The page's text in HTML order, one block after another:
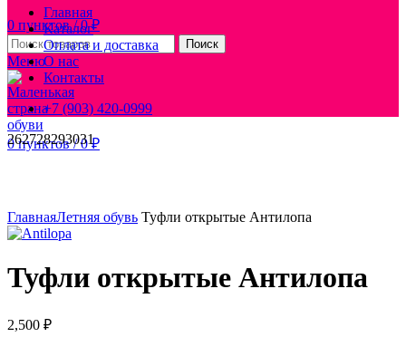
0 пунктов / 0₽
Поиск
Меню
0пунктов / 0₽
Главная
Каталог
Оплата и доставка
О нас
Контакты
+7 (903) 420-0999
262728293031
ГлавнаяЛетняя обувь Туфли открытые Антилопа
Туфли открытые Антилопа
2,500 ₽